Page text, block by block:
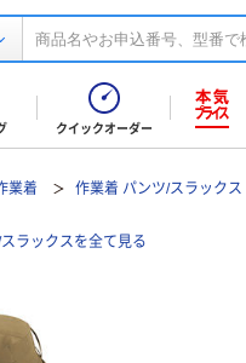
クイックオーダー
業着 作業着 パンツ/スラックス
ラックスを全て見る